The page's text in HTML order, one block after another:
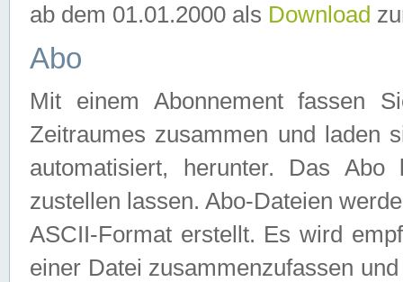
ab dem 01.01.2000 als Download
Abo
Mit einem Abonnement fassen
Zeitraumes zusammen und laden
automatisiert, herunter. Das
zustellen lassen. Abo-Dateien
ASCII-Format erstellt. Es wird
einer Datei zusammenzufassen